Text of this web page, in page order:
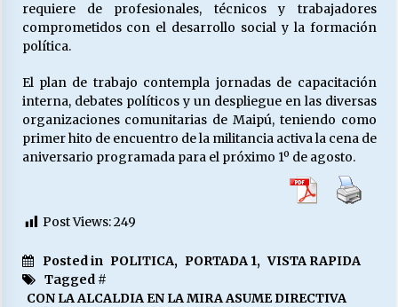
requiere de profesionales, técnicos y trabajadores
comprometidos con el desarrollo social y la formación
política.
El plan de trabajo contempla jornadas de capacitación
interna, debates políticos y un despliegue en las diversas
organizaciones comunitarias de Maipú, teniendo como
primer hito de encuentro de la militancia activa la cena de
aniversario programada para el próximo 1º de agosto.
Post Views:249
Posted in POLITICA, PORTADA 1, VISTA RAPIDA
Tagged #
CON LA ALCALDIA EN LA MIRA ASUME DIRECTIVA